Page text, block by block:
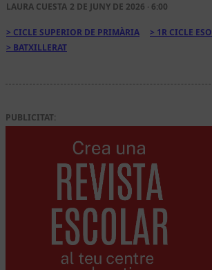
LAURA CUESTA 2 DE JUNY DE 2026 · 6:00
CICLE SUPERIOR DE PRIMÀRIA 1R CICLE ESO
BATXILLERAT
PUBLICITAT: